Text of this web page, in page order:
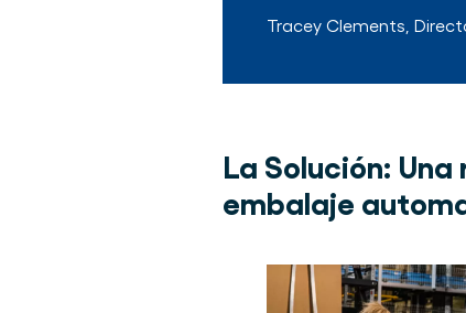
Tracey Clements
La Solución: Una
embalaje